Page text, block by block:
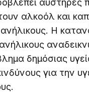
αυστηρές
αλκοόλ και
Η
δημόσιας
για την